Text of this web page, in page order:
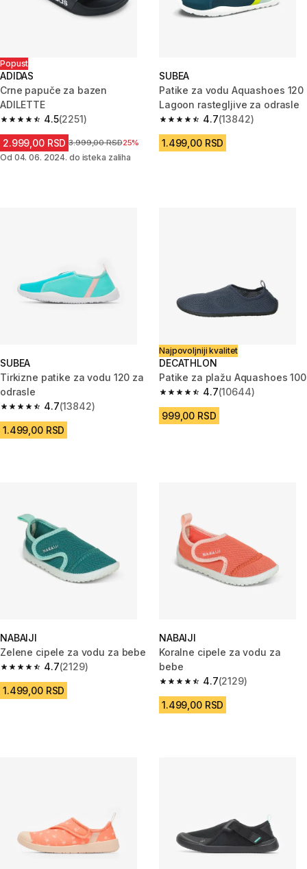
Popust
ADIDAS
Crne papuče za bazen
ADILETTE
4.5
4.5 od 5 zvezdica from 2251 Recenzije
(2251)
2.999,00 RSD Cena pre sniženja
3.999,00 RSD25%
Od 04. 06. 2024. do isteka zaliha
SUBEA
Patike za vodu Aquashoes 120
Lagoon rastegljive za odrasle
4.7
4.7 od 5 zvezdica from 13842
(13842)
1.499,00 RSD
SUBEA
Tirkizne patike za vodu 120 za
odrasle
4.7
4.7 od 5 zvezdica from 13842 Recenzije
(13842)
1.499,00 RSD
Najpovoljniji kvalitet
DECATHLON
Patike za plažu Aquashoes 100
4.7
4.7 od 5 zvezdica from 10644
(10644)
999,00 RSD
NABAIJI
Zelene cipele za vodu za bebe
4.7
4.7 od 5 zvezdica from 2129 Recenzije
(2129)
1.499,00 RSD
NABAIJI
Koralne cipele za vodu za
bebe
4.7
4.7 od 5 zvezdica from 2129
(2129)
1.499,00 RSD